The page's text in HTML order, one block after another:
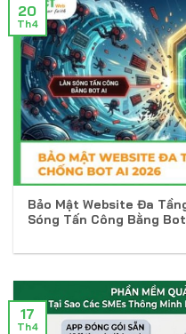
Bảo Mật Website Đa
Sóng Tấn Công Bằng
20
Th4
17
Th4